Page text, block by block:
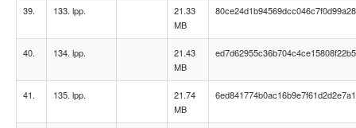
39. 133. lpp.
21.33
MB
40. 134. lpp.
21.43
MB
41. 135. lpp.
21.74
MB